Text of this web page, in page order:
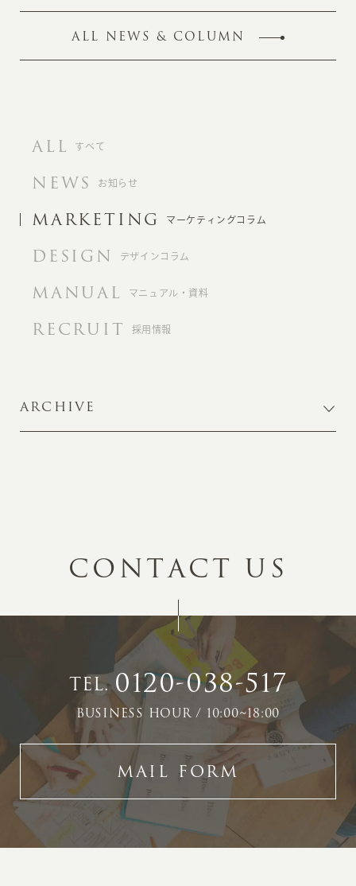
ALL NEWS & COLUMN
ALL すべて
NEWS お知らせ
MARKETING マーケティングコラム
DESIGN デザインコラム
MANUAL マニュアル・資料
RECRUIT 採用情報
ARCHIVE
CONTACT US
TEL.0120-038-517
BUSINESS HOUR / 10:00~18:00
MAIL FORM